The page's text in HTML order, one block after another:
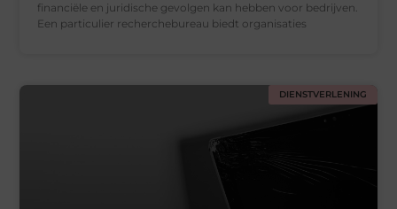
financiële en juridische gevolgen kan hebben voor bedrijven.
Een particulier recherchebureau biedt organisaties
DIENSTVERLENING